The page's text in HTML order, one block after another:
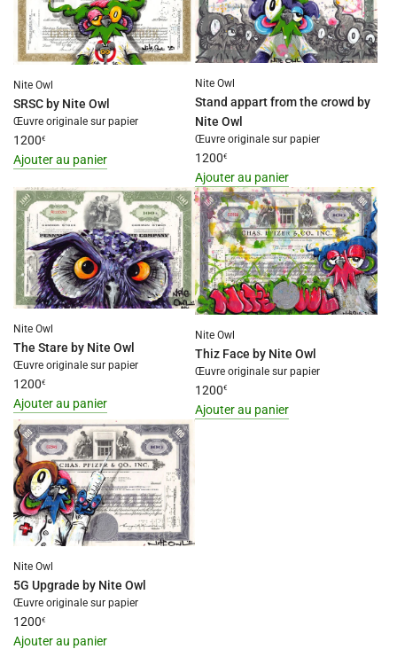
interpolation
value
"produit"
"Ajouter
{{
produit
}}
au
panier"
interpolation
value
"produit"
"Ajouter
{{
produit
}}
au
panier"
Nite Owl
SRSC by Nite Owl
Œuvre originale sur papier
1200€
Ajouter au panier
Error:
Missing
interpolation
value
"produit"
for
{{
produit
}}
au
panier"
Nite Owl
Stand appart from the crowd by
Nite Owl
Œuvre originale sur papier
1200€
Ajouter au panier
I18n
Error:
Missing
interpolation
value
"produit"
for
"Ajouter
{{
produit
}}
au
Nite Owl
The Stare by Nite Owl
Œuvre originale sur papier
1200€
Ajouter au panier
I18n
Error:
Missing
interpolation
value
"produit"
for
"Ajouter
{{
produit
}}
au
Nite Owl
Thiz Face by Nite Owl
Œuvre originale sur papier
1200€
Ajouter au panier
for
Nite Owl
5G Upgrade by Nite Owl
Œuvre originale sur papier
1200€
Ajouter au panier